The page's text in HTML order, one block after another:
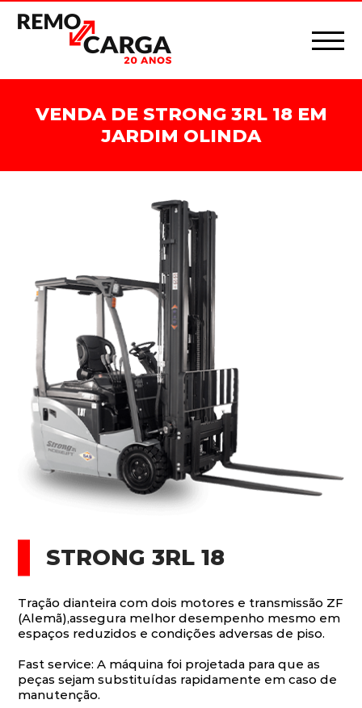
VENDA DE STRONG 3RL 18 EM
JARDIM OLINDA
STRONG 3RL 18
Tração dianteira com dois motores e transmissão ZF
(Alemã),assegura melhor desempenho mesmo em
espaços reduzidos e condições adversas de piso.
Fast service: A máquina foi projetada para que as
peças sejam substituídas rapidamente em caso de
manutenção.